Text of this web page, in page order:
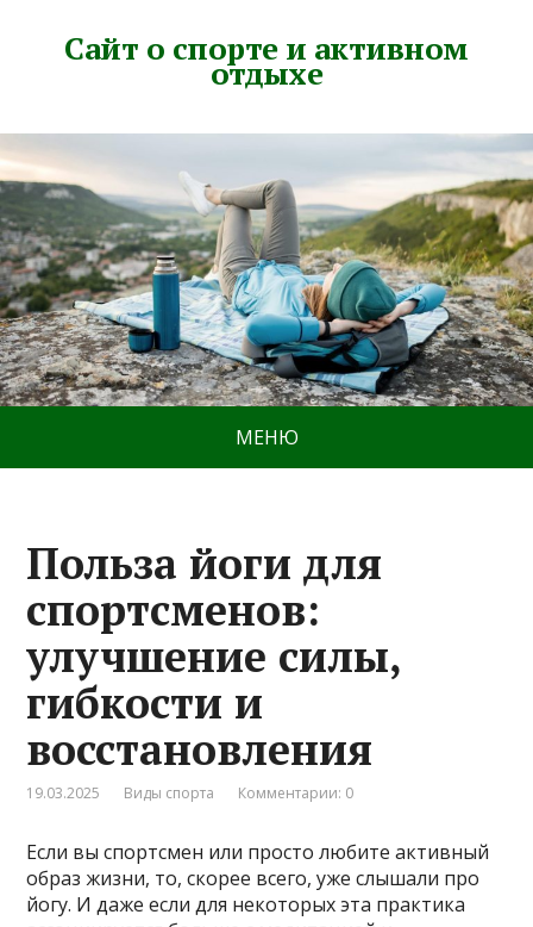
Сайт о спорте и активном
отдыхе
МЕНЮ
Польза йоги для
спортсменов:
улучшение силы,
гибкости и
восстановления
19.03.2025 Виды спорта Комментарии: 0
Если вы спортсмен или просто любите активный
образ жизни, то, скорее всего, уже слышали про
йогу. И даже если для некоторых эта практика